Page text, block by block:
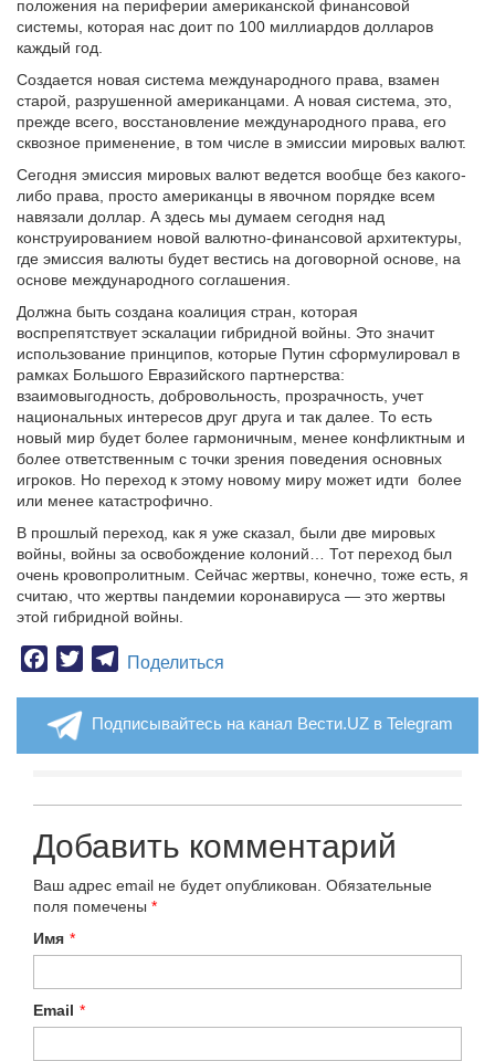
положения на периферии американской финансовой
системы, которая нас доит по 100 миллиардов долларов
каждый год.
Создается новая система международного права, взамен
старой, разрушенной американцами. А новая система, это,
прежде всего, восстановление международного права, его
сквозное применение, в том числе в эмиссии мировых валют.
Сегодня эмиссия мировых валют ведется вообще без какого-
либо права, просто американцы в явочном порядке всем
навязали доллар. А здесь мы думаем сегодня над
конструированием новой валютно-финансовой архитектуры,
где эмиссия валюты будет вестись на договорной основе, на
основе международного соглашения.
Должна быть создана коалиция стран, которая
воспрепятствует эскалации гибридной войны. Это значит
использование принципов, которые Путин сформулировал в
рамках Большого Евразийского партнерства:
взаимовыгодность, добровольность, прозрачность, учет
национальных интересов друг друга и так далее. То есть
новый мир будет более гармоничным, менее конфликтным и
более ответственным с точки зрения поведения основных
игроков. Но переход к этому новому миру может идти более
или менее катастрофично.
В прошлый переход, как я уже сказал, были две мировых
войны, войны за освобождение колоний… Тот переход был
очень кровопролитным. Сейчас жертвы, конечно, тоже есть, я
считаю, что жертвы пандемии коронавируса — это жертвы
этой гибридной войны.
Facebook
TwitterTelegram
Поделиться
Подписывайтесь на канал Вести.UZ в Telegram
Добавить комментарий
Ваш адрес email не будет опубликован. Обязательные
поля помечены *
Имя *
Email *